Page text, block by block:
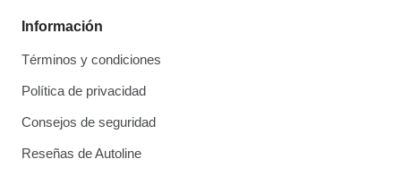
Información
Términos y condiciones
Política de privacidad
Consejos de seguridad
Reseñas de Autoline